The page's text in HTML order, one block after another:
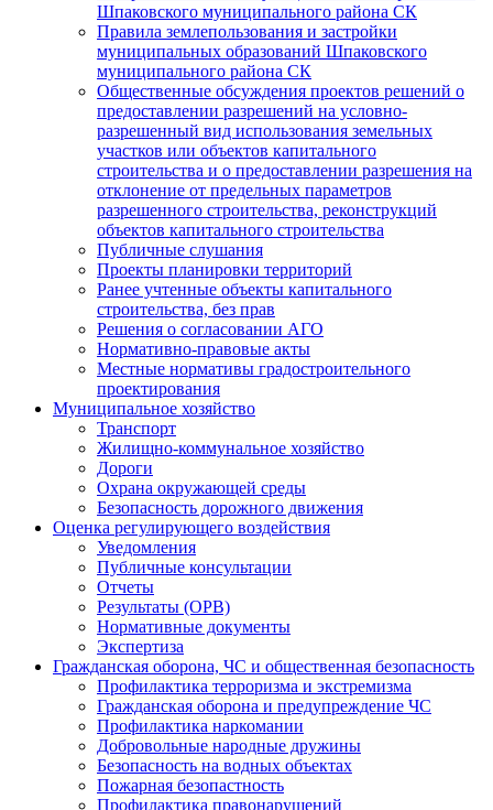
Шпаковского муниципального района СК
Правила землепользования и застройки
муниципальных образований Шпаковского
муниципального района СК
Общественные обсуждения проектов решений о
предоставлении разрешений на условно-
разрешенный вид использования земельных
участков или объектов капитального
строительства и о предоставлении разрешения на
отклонение от предельных параметров
разрешенного строительства, реконструкций
объектов капитального строительства
Публичные слушания
Проекты планировки территорий
Ранее учтенные объекты капитального
строительства, без прав
Решения о согласовании АГО
Нормативно-правовые акты
Местные нормативы градостроительного
проектирования
Муниципальное хозяйство
Транспорт
Жилищно-коммунальное хозяйство
Дороги
Охрана окружающей среды
Безопасность дорожного движения
Оценка регулирующего воздействия
Уведомления
Публичные консультации
Отчеты
Результаты (ОРВ)
Нормативные документы
Экспертиза
Гражданская оборона, ЧС и общественная безопасность
Профилактика терроризма и экстремизма
Гражданская оборона и предупреждение ЧС
Профилактика наркомании
Добровольные народные дружины
Безопасность на водных объектах
Пожарная безопастность
Профилактика правонарушений